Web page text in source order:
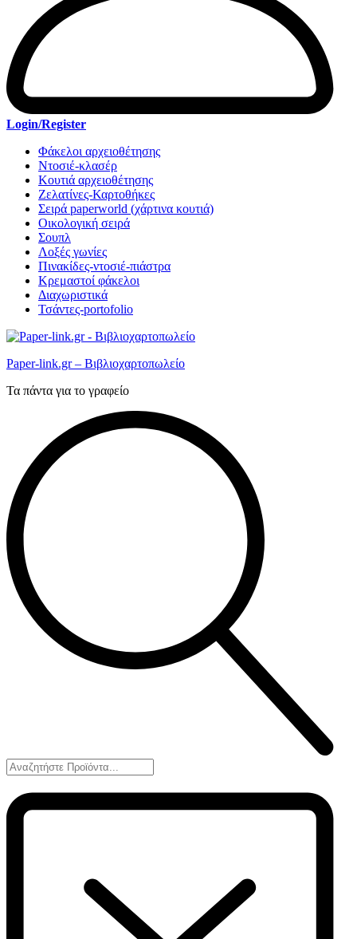
Login/Register
Φάκελοι αρχειοθέτησης
Ντοσιέ-κλασέρ
Κουτιά αρχειοθέτησης
Ζελατίνες-Καρτοθήκες
Σειρά paperworld (χάρτινα κουτιά)
Οικολογική σειρά
Σουπλ
Λοξές γωνίες
Πινακίδες-ντοσιέ-πιάστρα
Κρεμαστοί φάκελοι
Διαχωριστικά
Τσάντες-portofolio
Paper-link.gr – Βιβλιοχαρτοπωλείο
Τα πάντα για το γραφείο